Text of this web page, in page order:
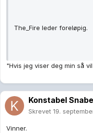
The_Fire leder foreløpig.
"Hvis jeg viser deg min så
Konstabel
Skrevet 19.
Vinner.